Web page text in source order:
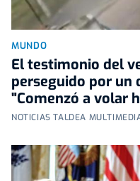
MUNDO
El testimonio del
perseguido por un
"Comenzó a volar
NOTICIAS TALDEA